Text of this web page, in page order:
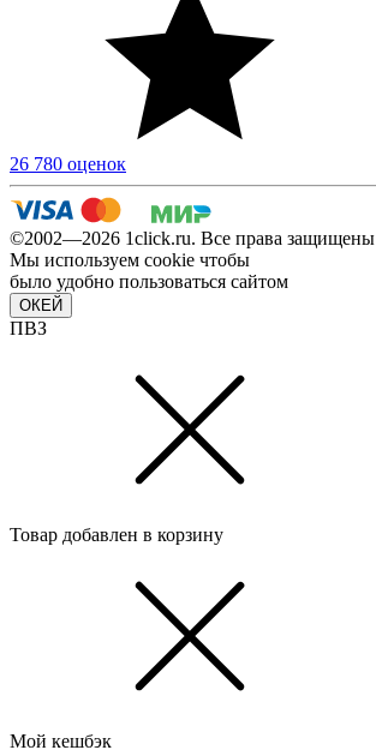
26 780 оценок
©2002—2026 1сlick.ru. Все права защищены
Мы используем cookie чтобы
было удобно пользоваться сайтом
ОКЕЙ
ПВЗ
Товар добавлен в корзину
Мой кешбэк